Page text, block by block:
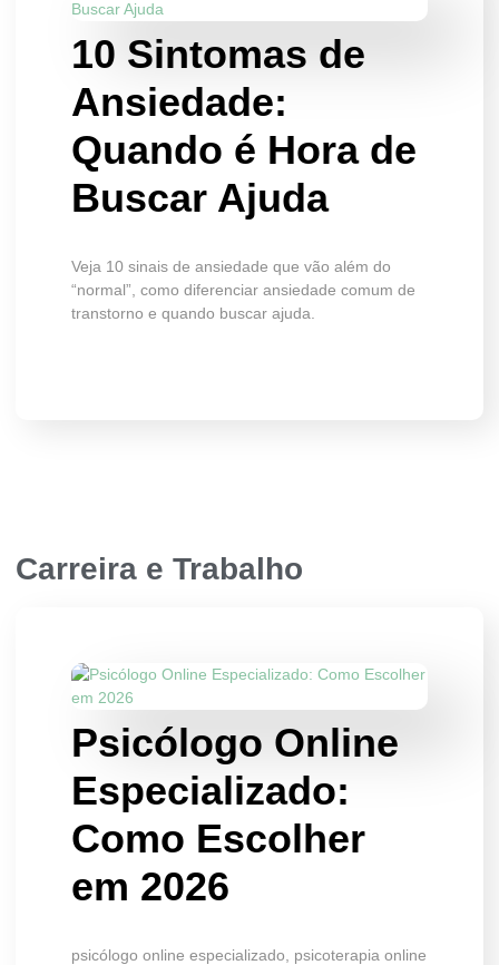
10 Sintomas de
Ansiedade:
Quando é Hora de
Buscar Ajuda
Veja 10 sinais de ansiedade que vão além do
“normal”, como diferenciar ansiedade comum de
transtorno e quando buscar ajuda.
Carreira e Trabalho
Psicólogo Online
Especializado:
Como Escolher
em 2026
psicólogo online especializado, psicoterapia online